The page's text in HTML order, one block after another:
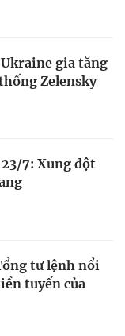
gia tăng
Zelensky
7: Xung đột
tư lệnh nổi
tuyến của